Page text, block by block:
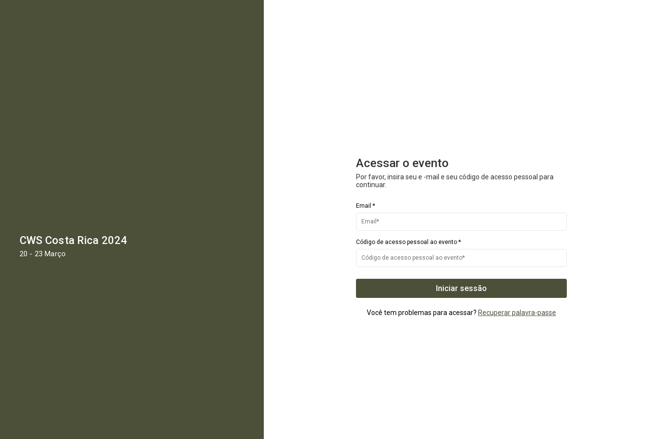
CWS Costa Rica 2024
20 - 23 Março
Acessar o evento
Por favor, insira seu e -mail e seu código de acesso pessoal para
continuar.
Email *
Código de acesso pessoal ao evento *
Iniciar sessão
Você tem problemas para acessar? Recuperar palavra-passe